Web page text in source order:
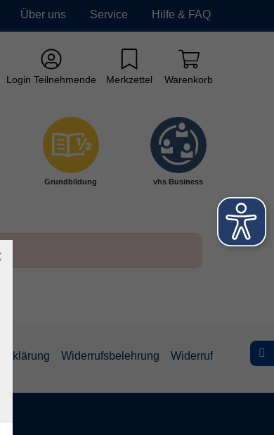
Über uns Service Hilfe & FAQ
Login Teilnehmende Merkzettel Warenkorb
Grundbildung vhs Business
Widerrufsbelehrung Widerruf